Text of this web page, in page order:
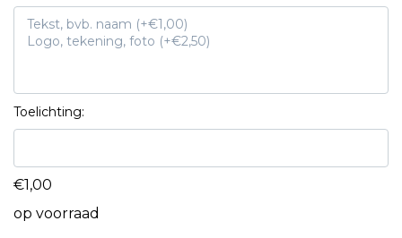
Toelichting:
€1,00
op voorraad